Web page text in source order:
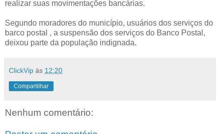
realizar suas movimentações bancárias.
Segundo moradores do município, usuários dos serviços do
barco postal , a suspensão dos serviços do Banco Postal,
deixou parte da população indignada.
ClickVip às 12:20
Compartilhar
Nenhum comentário: